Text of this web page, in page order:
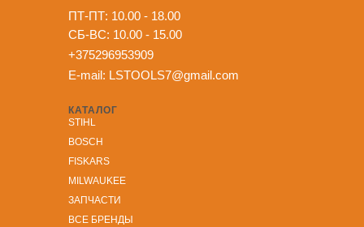
КАТАЛОГ
STIHL
BOSCH
FISKARS
MILWAUKEE
ЗАПЧАСТИ
ВСЕ БРЕНДЫ
ПТ-ПТ: 10.00 - 18.00
СБ-ВС: 10.00 - 15.00
+375296953909
E-mail: LSTOOLS7@gmail.com